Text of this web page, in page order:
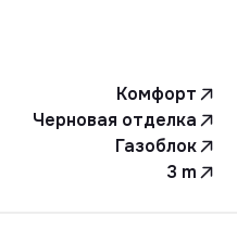
Комфорт
Черновая отделка
Газоблок
3 m